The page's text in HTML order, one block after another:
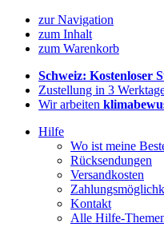
zur Navigation
zum Inhalt
zum Warenkorb
Schweiz: Kostenloser
Zustellung in 3
Wir arbeiten
Hilfe
Wo ist meine
Rücksendungen
Versandkosten
Kontakt
Alle Hilfe-